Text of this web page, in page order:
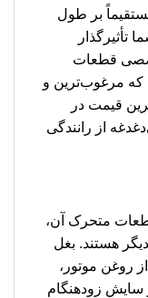
بر طول
تأثیرگذار
قطعات
که مرغوب‌ترین و
قیمت در
از رانندگی
متحرک آن،
هستند. بغل
از روغن موتور،
سایش زودهنگام